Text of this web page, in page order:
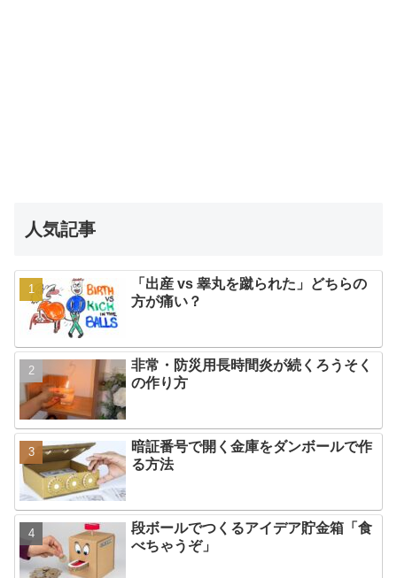
人気記事
「出産 vs 睾丸を蹴られた」どちらの
方が痛い？
非常・防災用長時間炎が続くろうそく
の作り方
暗証番号で開く金庫をダンボールで作
る方法
段ボールでつくるアイデア貯金箱「食
べちゃうぞ」